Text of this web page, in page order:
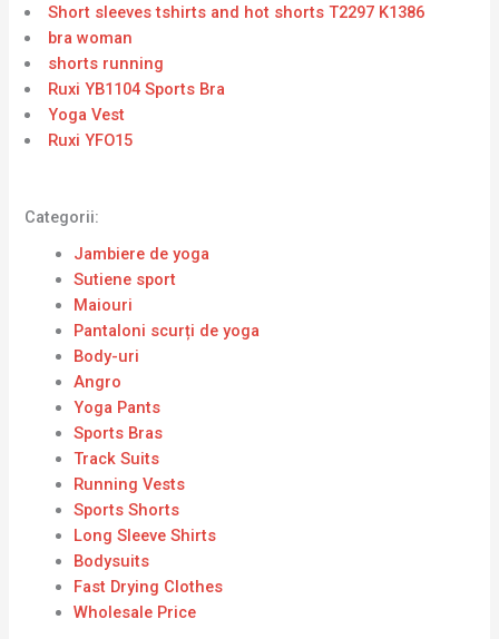
Short sleeves tshirts and hot shorts T2297 K1386
bra woman
shorts running
Ruxi YB1104 Sports Bra
Yoga Vest
Ruxi YFO15
Categorii:
Jambiere de yoga
Sutiene sport
Maiouri
Pantaloni scurți de yoga
Body-uri
Angro
Yoga Pants
Sports Bras
Track Suits
Running Vests
Sports Shorts
Long Sleeve Shirts
Bodysuits
Fast Drying Clothes
Wholesale Price